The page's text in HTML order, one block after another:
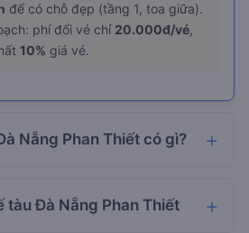
để có chỗ đẹp (tầng 1, toa giữa).
phí đổi vé chỉ 20.000đ/vé,
10% giá vé.
Nẵng Phan Thiết có gì?
tàu Đà Nẵng Phan Thiết